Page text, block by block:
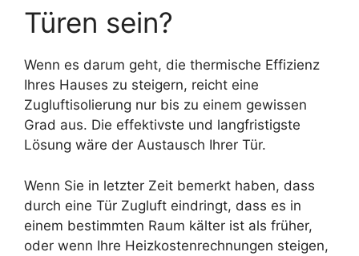
Türen sein?
Wenn es darum geht, die thermische Effizienz
Ihres Hauses zu steigern, reicht eine
Zugluftisolierung nur bis zu einem gewissen
Grad aus. Die effektivste und langfristigste
Lösung wäre der Austausch Ihrer Tür.
Wenn Sie in letzter Zeit bemerkt haben, dass
durch eine Tür Zugluft eindringt, dass es in
einem bestimmten Raum kälter ist als früher,
oder wenn Ihre Heizkostenrechnungen steigen,